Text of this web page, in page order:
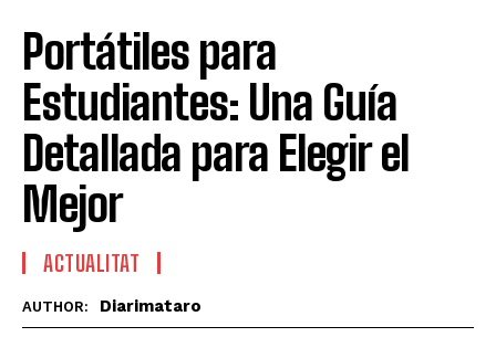
Portátiles para
Estudiantes: Una Guía
Detallada para Elegir el
Mejor
ACTUALITAT
AUTHOR: Diarimataro